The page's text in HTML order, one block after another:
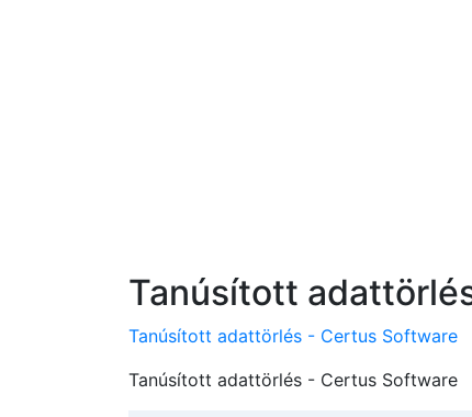
Tanúsított
Tanúsított adattörlés - Certus Software
Tanúsított adattörlés - Certus Software